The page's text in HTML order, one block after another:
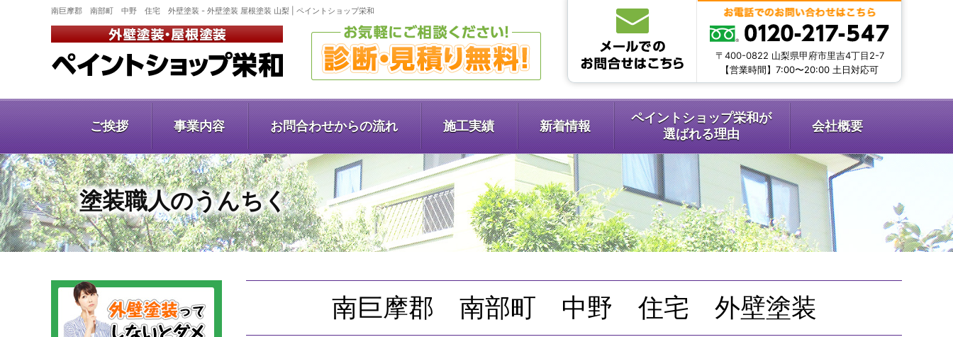
南巨摩郡 南部町 中野 住宅 外壁塗装 - 外壁塗装 屋根塗装 山梨 | ペイントショップ栄和
〒400-0822 山梨県甲府市里吉4丁目2-7
【営業時間】7:00〜20:00 土日対応可
ご挨拶 事業内容 お問合わせからの流れ 施工実績 新着情報
ペイントショップ栄和が
選ばれる理由
会社概要
塗装職人のうんちく
南巨摩郡 南部町 中野 住宅 外壁塗装